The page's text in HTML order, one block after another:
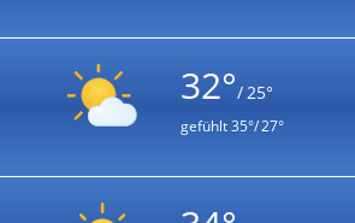
32°/ 25°
gefühlt35°/ 27°